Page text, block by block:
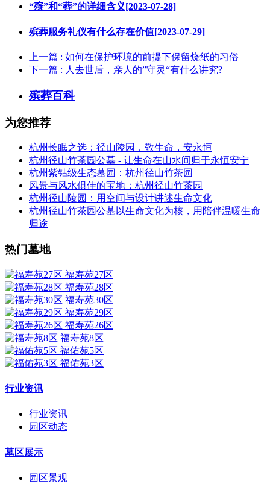
“殡”和“葬”的详细含义[2023-07-28]
殡葬服务礼仪有什么存在价值[2023-07-29]
上一篇 : 如何在保护环境的前提下保留烧纸的习俗
下一篇 : 人去世后，亲人的”守灵“有什么讲究?
殡葬百科
为您推荐
杭州长眠之选：径山陵园，敬生命，安永恒
杭州径山竹茶园公墓 - 让生命在山水间归于永恒安宁
杭州紫钻级生态墓园：杭州径山竹茶园
风景与风水俱佳的宝地：杭州径山竹茶园
杭州径山陵园：用空间与设计讲述生命文化
杭州径山竹茶园公墓以生命文化为核，用陪伴温暖生命
归途
热门墓地
福寿苑27区
福寿苑28区
福寿苑30区
福寿苑29区
福寿苑26区
福寿苑8区
福佑苑5区
福佑苑3区
行业资讯
行业资讯
园区动态
墓区展示
园区景观